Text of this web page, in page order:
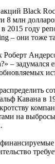
Black
8 млн
году
– они тоже
–
Кавана в
на